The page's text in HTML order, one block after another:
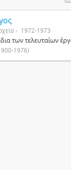
1972-1973
των τελευταίων
1976)